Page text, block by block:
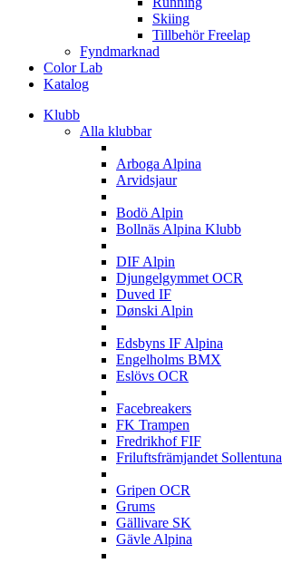
Skiing
Tillbehör Freelap
Fyndmarknad
Color Lab
Katalog
Klubb
Alla klubbar
Arboga Alpina
Arvidsjaur
Bodö Alpin
Bollnäs Alpina Klubb
DIF Alpin
Djungelgymmet OCR
Duved IF
Dønski Alpin
Edsbyns IF Alpina
Engelholms BMX
Eslövs OCR
Facebreakers
FK Trampen
Fredrikhof FIF
Friluftsfrämjandet Sollentuna
Gripen OCR
Grums
Gällivare SK
Gävle Alpina